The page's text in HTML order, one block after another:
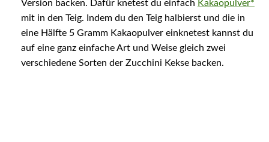
Version backen. Dafür knetest du einfach Kakaopulver*
mit in den Teig. Indem du den Teig halbierst und die in
eine Hälfte 5 Gramm Kakaopulver einknetest kannst du
auf eine ganz einfache Art und Weise gleich zwei
verschiedene Sorten der Zucchini Kekse backen.